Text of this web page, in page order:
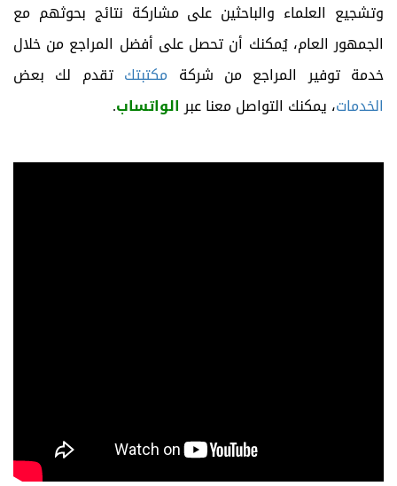
وتشجيع العلماء والباحثين على مشاركة نتائج بحوثهم مع
الجمهور العام، يُمكنك أن تحصل على أفضل المراجع من خلال
خدمة توفير المراجع من شركة مكتبتك تقدم لك بعض
الخدمات، يمكنك التواصل معنا عبرالواتساب.